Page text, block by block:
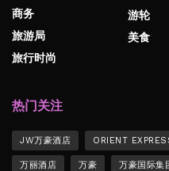
商务
旅游局
旅行时尚
游轮
美食
热门关注
JW万豪酒店 ORIENT
万丽酒店 万豪 万豪国际集